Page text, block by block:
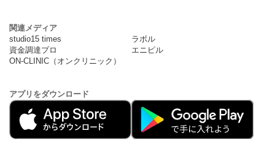
関連メディア
studio15 times
ラボル
資金調達プロ
エニピル
ON-CLINIC（オンクリニック）
アプリをダウンロード